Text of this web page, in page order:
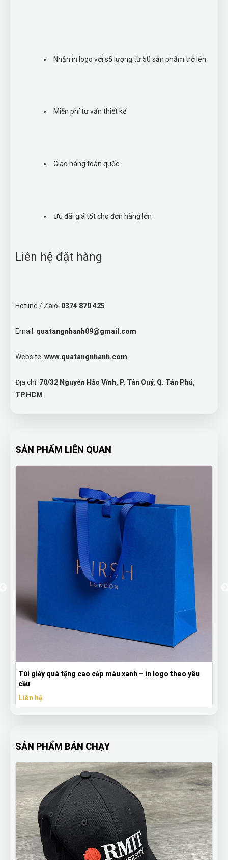
Nhận in logo với số lượng từ 50 sản phẩm trở lên
Miễn phí tư vấn thiết kế
Giao hàng toàn quốc
Ưu đãi giá tốt cho đơn hàng lớn
Liên hệ đặt hàng
Hotline / Zalo: 0374 870 425
Email: quatangnhanh09@gmail.com
Website: www.quatangnhanh.com
Địa chỉ: 70/32 Nguyễn Hảo Vĩnh, P. Tân Quý, Q. Tân Phú,
TP.HCM
SẢN PHẨM LIÊN QUAN
Hộp Giấy Quà Tặng In Theo Yêu Cầu – Đa Dạng Kiểu
Liên hệ
SẢN PHẨM BÁN CHẠY